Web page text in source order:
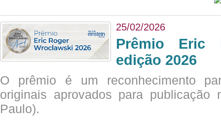
25/02/2026
Prêmio Eric
edição 2026
O prêmio é um reconhecimento
originais aprovados para publicação
Paulo).